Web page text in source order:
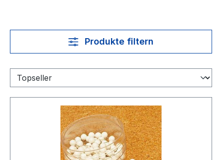
Produkte filtern